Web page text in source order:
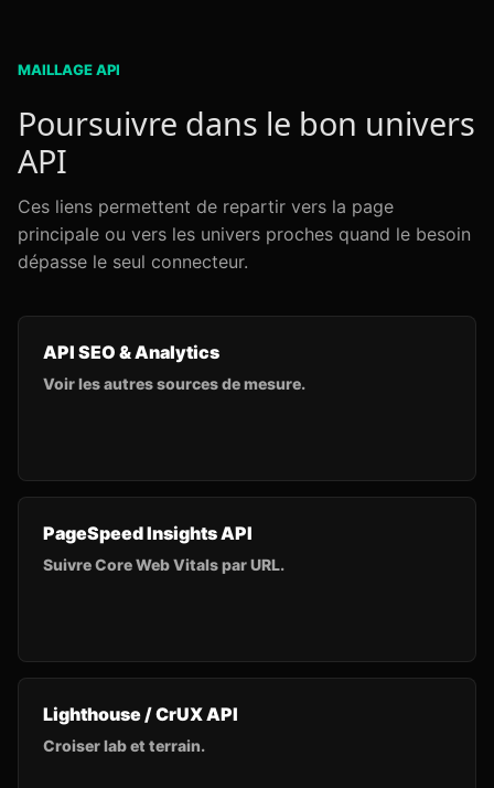
MAILLAGE API
Poursuivre dans le bon univers
API
Ces liens permettent de repartir vers la page
principale ou vers les univers proches quand le besoin
dépasse le seul connecteur.
API SEO & Analytics
Voir les autres sources de mesure.
PageSpeed Insights API
Suivre Core Web Vitals par URL.
Lighthouse / CrUX API
Croiser lab et terrain.